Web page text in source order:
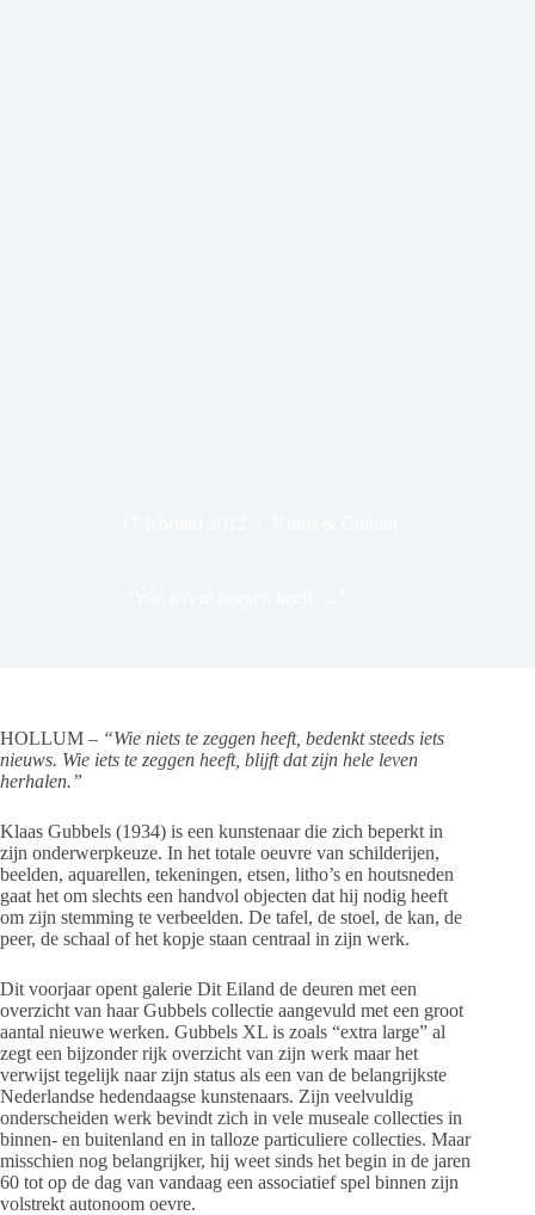
HOLLUM – “Wie niets te zeggen heeft, bedenkt steeds iets
nieuws. Wie iets te zeggen heeft, blijft dat zijn hele leven
herhalen.”
Klaas Gubbels (1934) is een kunstenaar die zich beperkt in
zijn onderwerpkeuze. In het totale oeuvre van schilderijen,
beelden, aquarellen, tekeningen, etsen, litho’s en houtsneden
gaat het om slechts een handvol objecten dat hij nodig heeft
om zijn stemming te verbeelden. De tafel, de stoel, de kan, de
peer, de schaal of het kopje staan centraal in zijn werk.
Dit voorjaar opent galerie Dit Eiland de deuren met een
overzicht van haar Gubbels collectie aangevuld met een groot
aantal nieuwe werken. Gubbels XL is zoals “extra large” al
zegt een bijzonder rijk overzicht van zijn werk maar het
verwijst tegelijk naar zijn status als een van de belangrijkste
Nederlandse hedendaagse kunstenaars. Zijn veelvuldig
onderscheiden werk bevindt zich in vele museale collecties in
binnen- en buitenland en in talloze particuliere collecties. Maar
misschien nog belangrijker, hij weet sinds het begin in de jaren
60 tot op de dag van vandaag een associatief spel binnen zijn
volstrekt autonoom oevre.